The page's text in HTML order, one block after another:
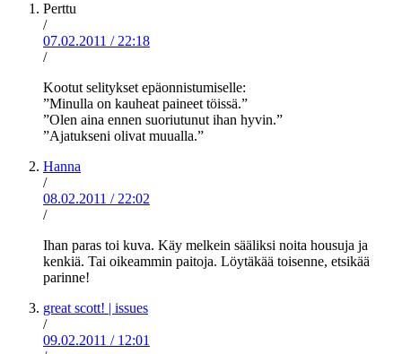
Perttu
/
07.02.2011 / 22:18
/
Kootut selitykset epäonnistumiselle:
”Minulla on kauheat paineet töissä.”
”Olen aina ennen suoriutunut ihan hyvin.”
”Ajatukseni olivat muualla.”
Hanna
/
08.02.2011 / 22:02
/
Ihan paras toi kuva. Käy melkein sääliksi noita housuja ja
kenkiä. Tai oikeammin paitoja. Löytäkää toisenne, etsikää
parinne!
great scott! | issues
/
09.02.2011 / 12:01